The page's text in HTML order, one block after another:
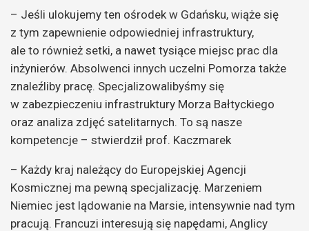
– Jeśli ulokujemy ten ośrodek w Gdańsku, wiąże się
z tym zapewnienie odpowiedniej infrastruktury,
ale to również setki, a nawet tysiące miejsc prac dla
inżynierów. Absolwenci innych uczelni Pomorza także
znaleźliby pracę. Specjalizowalibyśmy się
w zabezpieczeniu infrastruktury Morza Bałtyckiego
oraz analiza zdjęć satelitarnych. To są nasze
kompetencje – stwierdził prof. Kaczmarek
– Każdy kraj należący do Europejskiej Agencji
Kosmicznej ma pewną specjalizację. Marzeniem
Niemiec jest lądowanie na Marsie, intensywnie nad tym
pracują. Francuzi interesują się napędami, Anglicy